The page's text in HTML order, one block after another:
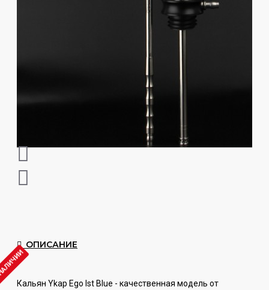
ОПИСАНИЕ
Кальян Ykap Ego Ist Blue - качественная модель от